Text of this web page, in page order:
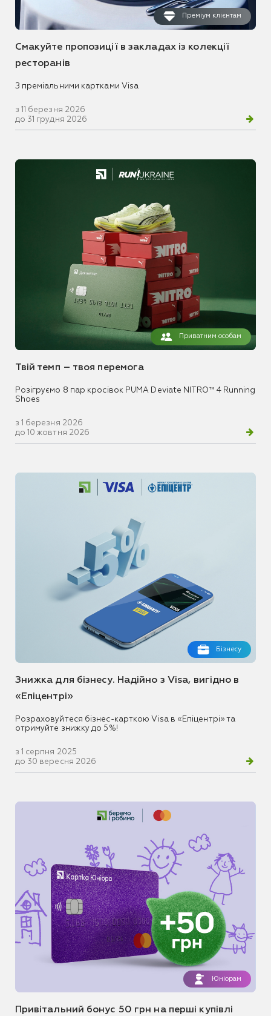
Преміум клієнтам
Смакуйте пропозиції в закладах із колекції
ресторанів
З преміальними картками Visa
з 11 березня 2026
до 31 грудня 2026
Приватним особам
Твій темп – твоя перемога
Розігруємо 8 пар кросівок PUMA Deviate NITRO™ 4 Running
Shoes
з 1 березня 2026
до 10 жовтня 2026
Бізнесу
Знижка для бізнесу. Надійно з Visa, вигідно в
«Епіцентрі»
Розраховуйтеся бізнес-карткою Visa в «Епіцентрі» та
отримуйте знижку до 5%!
з 1 серпня 2025
до 30 вересня 2026
Юніорам
Привітальний бонус 50 грн на перші купівлі